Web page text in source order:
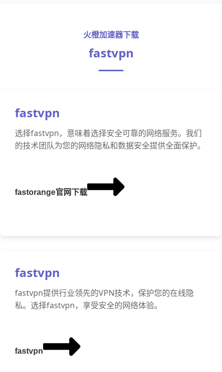
火橙加速器下载
fastvpn
fastvpn
选择fastvpn，意味着选择安全可靠的网络服务。我们
的技术团队为您的网络隐私和数据安全提供全面保护。
fastorange官网下载
fastvpn
fastvpn提供行业领先的VPN技术，保护您的在线隐
私。选择fastvpn，享受安全的网络体验。
fastvpn